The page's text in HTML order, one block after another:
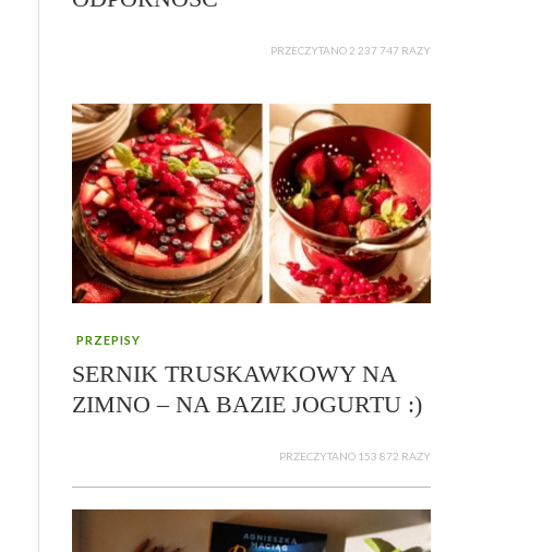
PRZECZYTANO 2 237 747 RAZY
PRZEPISY
SERNIK TRUSKAWKOWY NA
ZIMNO – NA BAZIE JOGURTU :)
PRZECZYTANO 153 872 RAZY